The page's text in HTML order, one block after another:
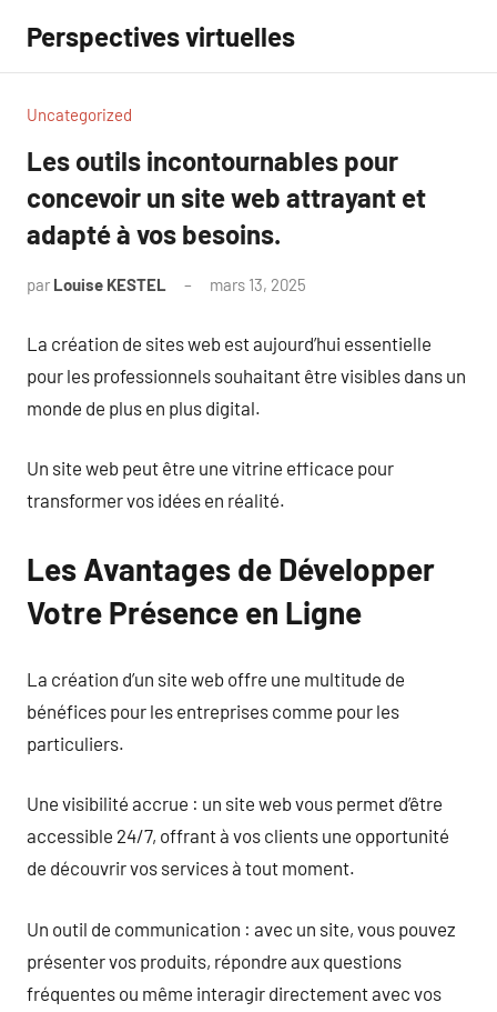
contenu
Perspectives virtuelles
Uncategorized
Les outils incontournables pour
concevoir un site web attrayant et
adapté à vos besoins.
par Louise KESTEL mars 13, 2025
La création de sites web est aujourd’hui essentielle
pour les professionnels souhaitant être visibles dans un
monde de plus en plus digital.
Un site web peut être une vitrine efficace pour
transformer vos idées en réalité.
Les Avantages de Développer
Votre Présence en Ligne
La création d’un site web offre une multitude de
bénéfices pour les entreprises comme pour les
particuliers.
Une visibilité accrue : un site web vous permet d’être
accessible 24/7, offrant à vos clients une opportunité
de découvrir vos services à tout moment.
Un outil de communication : avec un site, vous pouvez
présenter vos produits, répondre aux questions
fréquentes ou même interagir directement avec vos